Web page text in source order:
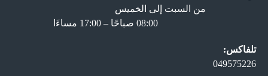
من السبت إلى الخميس
تلفاكس:
049575226